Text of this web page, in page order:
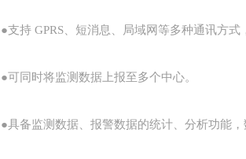
●支持 GPRS、短消息、局域网等多种通讯方式
●可同时将监测数据上报至多个中心。
●具备监测数据、报警数据的统计、分析功能，